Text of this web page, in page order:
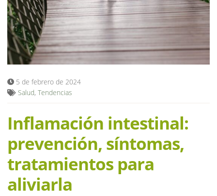
Blog
5 de febrero de 2024
Salud, Tendencias
Inflamación intestinal:
prevención, síntomas,
tratamientos para
aliviarla